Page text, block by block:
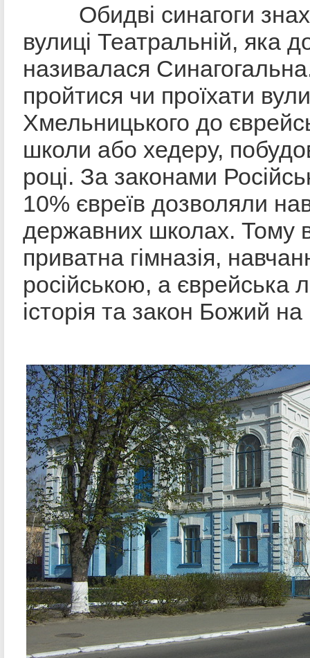
Обидві синагоги
вулиці Театральній, яка
називалася
пройтися чи проїхати
Хмельницького до
школи або хедеру,
році. За законами
10% євреїв дозволяли
державних школах. Тому
приватна гімназія,
російською, а єврейська
історія та закон Божий на